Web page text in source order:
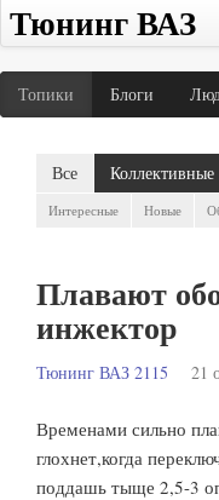
Тюнинг ВАЗ
Топики Блоги
Все Коллективные
Интересные Новые
Плавают
инжектор
Тюнинг ВАЗ 2115 21
Временами сильно
глохнет,когда
поддашь тыще 2,5-3